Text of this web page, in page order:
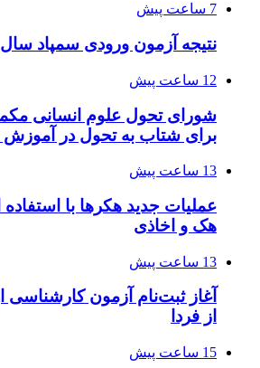
7 ساعت پیش
نتیجه آزمون ورودی سمپاد سال ۱۴۰۵ اعلام شد
12 ساعت پیش
شورای تحول علوم انسانی
برای شتاب به تحول در آموزش
13 ساعت پیش
عملیات جدید هکرها با
هک و اخاذی
13 ساعت پیش
آغاز ثبت‌نام‌ آزمون
از فردا
15 ساعت پیش